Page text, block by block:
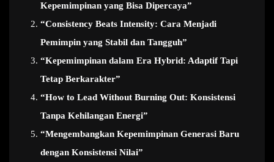
Kepemimpinan yang Bisa Dipercaya”
“Consistency Beats Intensity: Cara Menjadi
Pemimpin yang Stabil dan Tangguh”
“Kepemimpinan dalam Era Hybrid: Adaptif Tapi
Tetap Berkarakter”
“How to Lead Without Burning Out: Konsistensi
Tanpa Kehilangan Energi”
“Mengembangkan Kepemimpinan Generasi Baru
dengan Konsistensi Nilai”